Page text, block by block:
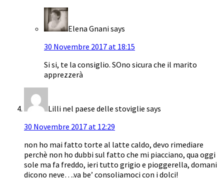
Elena Gnanisays
30 Novembre 2017 at 18:15
Si si, te la consiglio. SOno sicura che il marito
apprezzerà
Lilli nel paese delle stoviglie says
30 Novembre 2017 at 12:29
non ho mai fatto torte al latte caldo, devo rimediare
perchè non ho dubbi sul fatto che mi piacciano, qua oggi
sole ma fa freddo, ieri tutto grigio e pioggerella, domani
dicono neve….va be’ consoliamoci con i dolci!